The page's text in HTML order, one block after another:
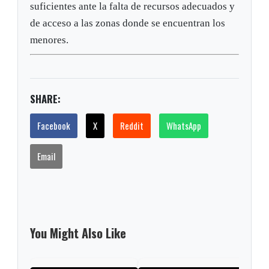
suficientes ante la falta de recursos adecuados y
de acceso a las zonas donde se encuentran los
menores.
SHARE:
Facebook X Reddit WhatsApp
Email
You Might Also Like